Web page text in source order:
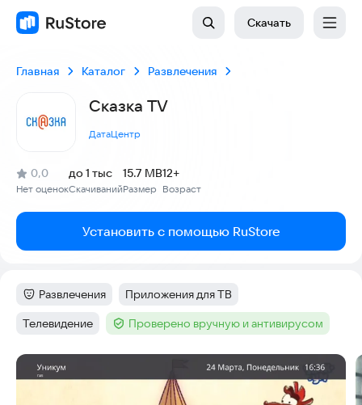
Скачать
Главная Каталог Развлечения
Сказка TV
ДатаЦентр
Рейтинг:
0,0
(
Нет оценок
)
Скачиваний
до 1 тыс
Размер
15.7 MB
Возраст
12+
Установить с помощью RuStore
Категория:
Развлечения Тег:
Приложения для ТВ
Тег:
Телевидение Тег :Проверено вручную и антивирусом
Скриншоты